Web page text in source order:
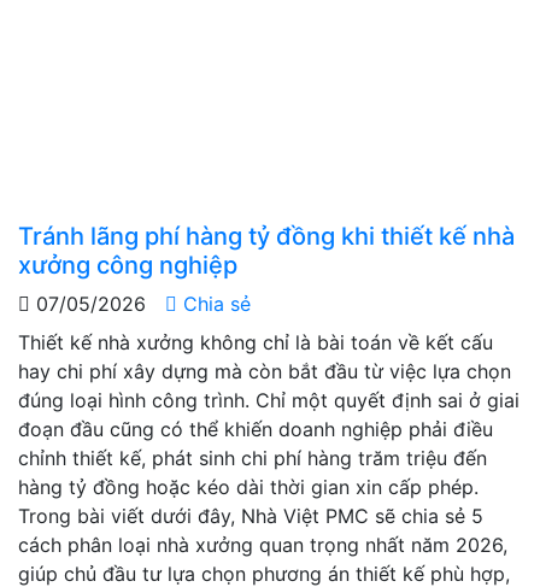
Tránh lãng phí hàng tỷ đồng khi thiết kế nhà
xưởng công nghiệp
07/05/2026
Chia sẻ
Thiết kế nhà xưởng không chỉ là bài toán về kết cấu
hay chi phí xây dựng mà còn bắt đầu từ việc lựa chọn
đúng loại hình công trình. Chỉ một quyết định sai ở giai
đoạn đầu cũng có thể khiến doanh nghiệp phải điều
chỉnh thiết kế, phát sinh chi phí hàng trăm triệu đến
hàng tỷ đồng hoặc kéo dài thời gian xin cấp phép.
Trong bài viết dưới đây, Nhà Việt PMC sẽ chia sẻ 5
cách phân loại nhà xưởng quan trọng nhất năm 2026,
giúp chủ đầu tư lựa chọn phương án thiết kế phù hợp,